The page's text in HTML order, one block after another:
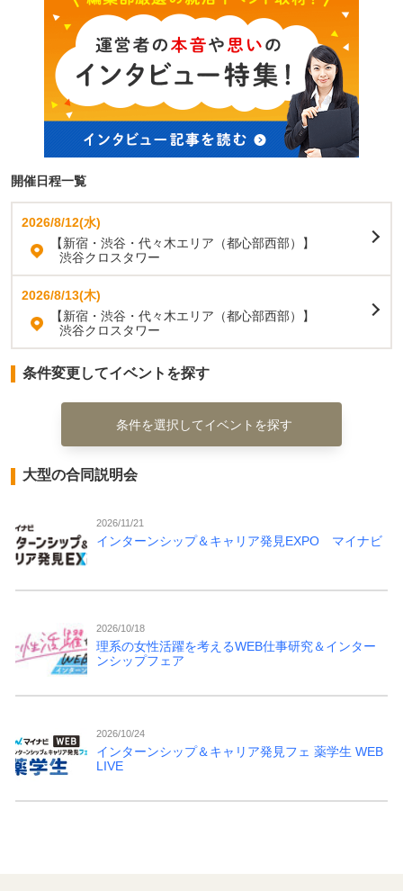
開催日程一覧
2026/8/12(水)
【新宿・渋谷・代々木エリア（都心部西部）】
渋谷クロスタワー
2026/8/13(木)
【新宿・渋谷・代々木エリア（都心部西部）】
渋谷クロスタワー
条件変更してイベントを探す
条件を選択してイベントを探す
大型の合同説明会
2026/11/21
インターンシップ＆キャリア発見EXPO マイナビ
2026/10/18
理系の女性活躍を考えるWEB仕事研究＆インター
ンシップフェア
2026/10/24
インターンシップ＆キャリア発見フェ 薬学生 WEB
LIVE